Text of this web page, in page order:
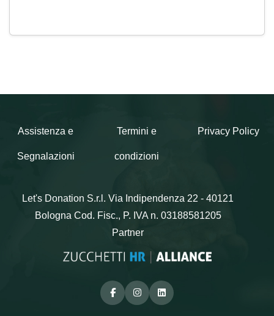
Assistenza e
Segnalazioni
Termini e
condizioni
Privacy Policy
Let's Donation S.r.l. Via Indipendenza 22 - 40121
Bologna Cod. Fisc., P. IVA n. 03188581205
Partner
FacebookInstagramLinkedin